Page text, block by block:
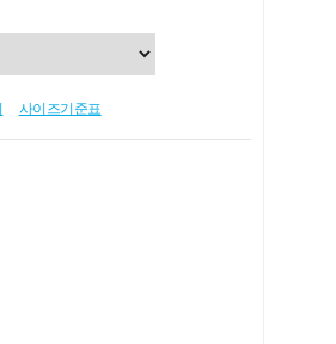
사이즈기준표